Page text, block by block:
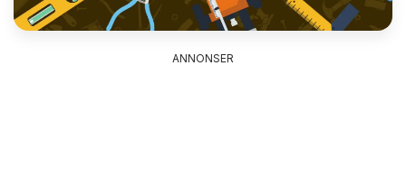
ANNONSER